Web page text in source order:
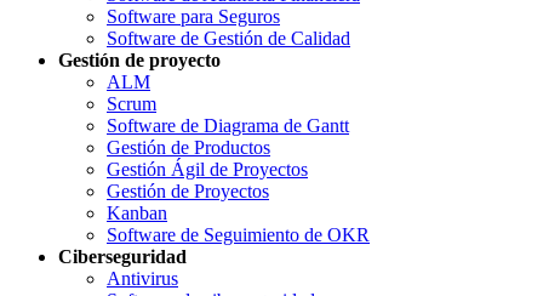
Software para Seguros
Software de Gestión de Calidad
Gestión de proyecto
ALM
Scrum
Software de Diagrama de Gantt
Gestión de Productos
Gestión Ágil de Proyectos
Gestión de Proyectos
Kanban
Software de Seguimiento de OKR
Ciberseguridad
Antivirus